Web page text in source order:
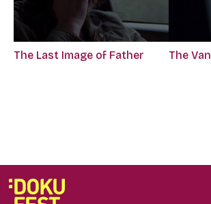
The Last Image of Father
The Van